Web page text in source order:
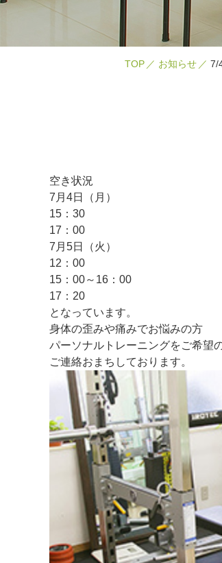
TOP お知らせ 7/
空き状況
7月4日（月）
15：30
17：00
7月5日（火）
12：00
15：00～16：00
17：20
となっています。
身体の歪みや痛みでお悩みの方
パーソナルトレーニングをご希望
ご連絡おまちしております。